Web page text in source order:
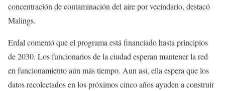
concentración de contaminación del aire por vecindario, destacó
Malings.
Erdal comentó que el programa está financiado hasta principios
de 2030. Los funcionarios de la ciudad esperan mantener la red
en funcionamiento aún más tiempo. Aun así, ella espera que los
datos recolectados en los próximos cinco años ayuden a construir